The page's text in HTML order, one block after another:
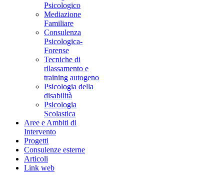
Psicologico
Mediazione
Familiare
Consulenza
Psicologica-
Forense
Tecniche di
rilassamento e
training autogeno
Psicologia della
disabilità
Psicologia
Scolastica
Aree e Ambiti di
Intervento
Progetti
Consulenze esterne
Articoli
Link web